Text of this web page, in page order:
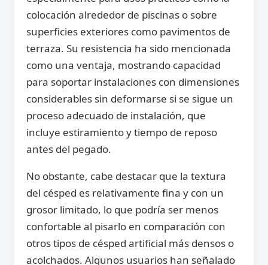
colocación alrededor de piscinas o sobre
superficies exteriores como pavimentos de
terraza. Su resistencia ha sido mencionada
como una ventaja, mostrando capacidad
para soportar instalaciones con dimensiones
considerables sin deformarse si se sigue un
proceso adecuado de instalación, que
incluye estiramiento y tiempo de reposo
antes del pegado.
No obstante, cabe destacar que la textura
del césped es relativamente fina y con un
grosor limitado, lo que podría ser menos
confortable al pisarlo en comparación con
otros tipos de césped artificial más densos o
acolchados. Algunos usuarios han señalado